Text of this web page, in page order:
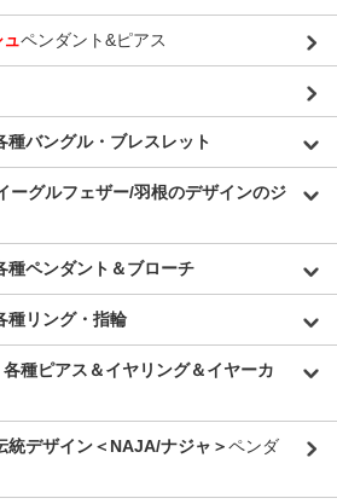
ペンダント&ピアス
バングル・ブレスレット
グルフェザー/羽根のデザインのジ
種ペンダント＆ブローチ
種リング・指輪
種ピアス＆イヤリング＆イヤーカ
統デザイン＜NAJA/ナジャ＞ペンダ